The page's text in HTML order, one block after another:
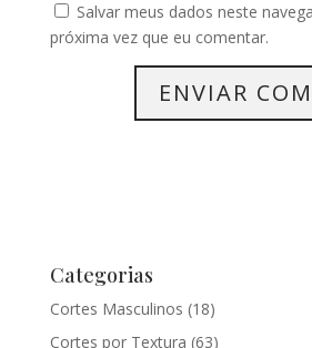
Salvar meus dados neste
próxima vez que eu comentar.
Categorias
Cortes Masculinos (18)
Cortes por Textura (63)